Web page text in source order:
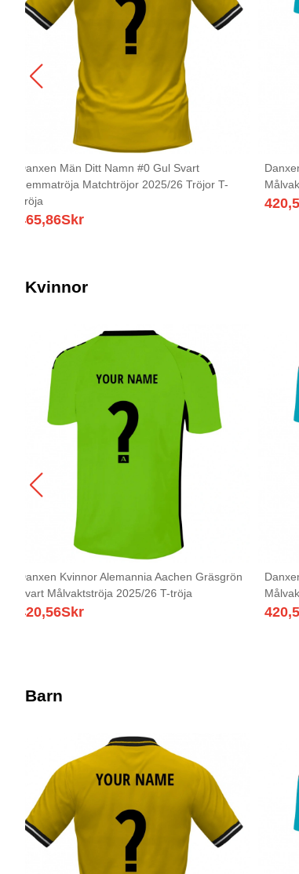
Danxen Män Ditt Namn #0 Gul Svart
Hemmatröja Matchtröjor 2025/26 Tröjor T-
Tröja
465,86Skr
Kvinnor
Danxen Kvinnor Alemannia Aachen Gräsgrön
Svart Målvaktströja 2025/26 T-tröja
420,56Skr
Barn